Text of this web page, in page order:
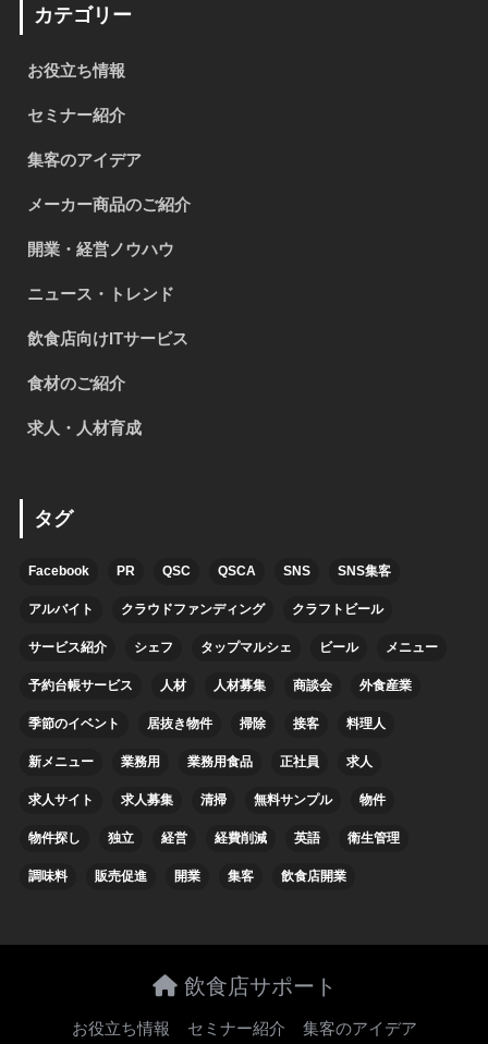
カテゴリー
お役立ち情報
セミナー紹介
集客のアイデア
メーカー商品のご紹介
開業・経営ノウハウ
ニュース・トレンド
飲食店向けITサービス
食材のご紹介
求人・人材育成
タグ
Facebook PR QSC QSCA SNS SNS集客
アルバイト クラウドファンディング クラフトビール
サービス紹介 シェフ タップマルシェ ビール メニュー
予約台帳サービス 人材 人材募集 商談会 外食産業
季節のイベント 居抜き物件 掃除 接客 料理人
新メニュー 業務用 業務用食品 正社員 求人
求人サイト 求人募集 清掃 無料サンプル 物件
物件探し 独立 経営 経費削減 英語 衛生管理
調味料 販売促進 開業 集客 飲食店開業
飲食店サポート
お役立ち情報 セミナー紹介 集客のアイデア